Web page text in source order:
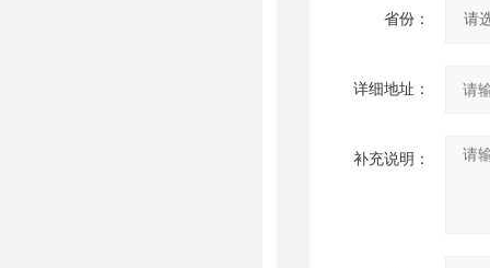
省份：
详细地址：
补充说明：